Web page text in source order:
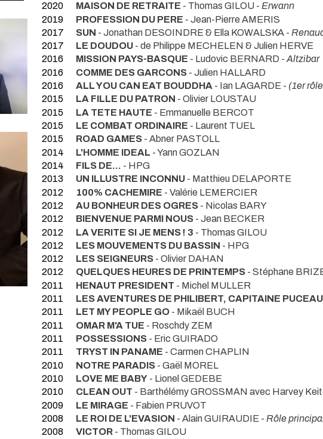
2020
MAISON DE RETRAITE - Thomas GILOU - Erwann
2019
PROFESSION DU PERE - Jean-Pierre AMERIS
2017
SUN - Jonathan DESOINDRE & Ella KOWALSKA -
2017
LE DOUDOU - de Philippe MECHELEN & Julien HERVE
2016
MISSION PAYS-BASQUE - Ludovic BERNARD -Altzibar
2016
COMME DES GARCONS - Julien HALLARD
2016
ALL YOU CAN EAT BOUDDHA - Ian LAGARDE - (1er
2015
LA FILLE DU PATRON - Olivier LOUSTAU
2015
LA TETE HAUTE - Emmanuelle BERCOT
2015
LE COMBAT ORDINAIRE - Laurent TUEL
2015
ROAD GAMES - Abner PASTOLL
2014
L'HOMME IDEAL - Yann GOZLAN
2014
FILS DE... - HPG
2013
UN ILLUSTRE INCONNU - Matthieu DELAPORTE
2012
100% CACHEMIRE - Valérie LEMERCIER
2012
AU BONHEUR DES OGRES - Nicolas BARY
2012
BIENVENUE PARMI NOUS - Jean BECKER
2012
LA VERITE SI JE MENS ! 3 - Thomas GILOU
2012
LES MOUVEMENTS DU BASSIN - HPG
2012
LES SEIGNEURS - Olivier DAHAN
2012
QUELQUES HEURES DE PRINTEMPS - Stéphane
2011
HENAUT PRESIDENT - Michel MULLER
2011
LES AVENTURES DE PHILIBERT, CAPITAINE PUCEAU
2011
LET MY PEOPLE GO - Mikaël BUCH
2011
OMAR M'A TUE - Roschdy ZEM
2011
POSSESSIONS - Eric GUIRADO
2011
TRYST IN PANAME - Carmen CHAPLIN
2010
NOTRE PARADIS - Gaël MOREL
2010
LOVE ME BABY - Lionel GEDEBE
2010
CLEAN OUT - Barthélémy GROSSMAN avec Harvey
2009
LE MIRAGE - Fabien PRUVOT
2008
LE ROI DE L'EVASION - Alain GUIRAUDIE - Rôle
2008
VICTOR - Thomas GILOU